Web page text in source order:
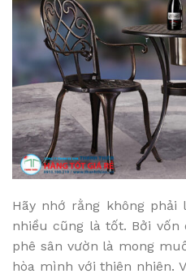
Hãy nhớ rằng không
nhiều cũng là tốt. Bởi
phê sân vườn là mong
hòa mình với thiên nhiên.